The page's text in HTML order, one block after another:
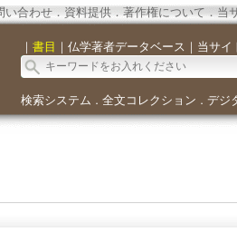
い合わせ． 資料提供．著作権について．当
｜ 書目 ｜ 仏学著者データベース ｜ 当サイ
検索システム ． 全文コレクション ． デジ